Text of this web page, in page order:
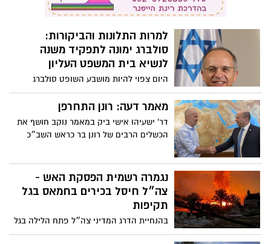
נגמרה רשמית הפסקת האש -
צה״ל חיסל בכירים בחמאס בגל
תקיפות
בהנחיית הדרג המדיני צה״ל פתח הלילה בגל
פורסם תחקיר צה"ל על הטבח
והקרב בקיבוץ כפר עזה בשבעה
באוקטובר
הכוננות ואלמנות חברי כיתת הכוננות שנפלו.
צוות התחקיר קבע שצה"ל כשל במשימת
ההגנה על קיבוץ כפר עזה. גבורת לוחמי כיתת
הכוננות ותושבי קיבוץ כפר עזה, תושייתם,
ערבותם ההדדית והיוזמה שנקטו במהלך